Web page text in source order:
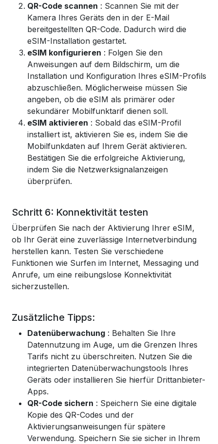
QR-Code scannen : Scannen Sie mit der
Kamera Ihres Geräts den in der E-Mail
bereitgestellten QR-Code. Dadurch wird die
eSIM-Installation gestartet.
eSIM konfigurieren : Folgen Sie den
Anweisungen auf dem Bildschirm, um die
Installation und Konfiguration Ihres eSIM-Profils
abzuschließen. Möglicherweise müssen Sie
angeben, ob die eSIM als primärer oder
sekundärer Mobilfunktarif dienen soll.
eSIM aktivieren : Sobald das eSIM-Profil
installiert ist, aktivieren Sie es, indem Sie die
Mobilfunkdaten auf Ihrem Gerät aktivieren.
Bestätigen Sie die erfolgreiche Aktivierung,
indem Sie die Netzwerksignalanzeigen
überprüfen.
Schritt 6: Konnektivität testen
Überprüfen Sie nach der Aktivierung Ihrer eSIM,
ob Ihr Gerät eine zuverlässige Internetverbindung
herstellen kann. Testen Sie verschiedene
Funktionen wie Surfen im Internet, Messaging und
Anrufe, um eine reibungslose Konnektivität
sicherzustellen.
Zusätzliche Tipps:
Datenüberwachung : Behalten Sie Ihre
Datennutzung im Auge, um die Grenzen Ihres
Tarifs nicht zu überschreiten. Nutzen Sie die
integrierten Datenüberwachungstools Ihres
Geräts oder installieren Sie hierfür Drittanbieter-
Apps.
QR-Code sichern : Speichern Sie eine digitale
Kopie des QR-Codes und der
Aktivierungsanweisungen für spätere
Verwendung. Speichern Sie sie sicher in Ihrem